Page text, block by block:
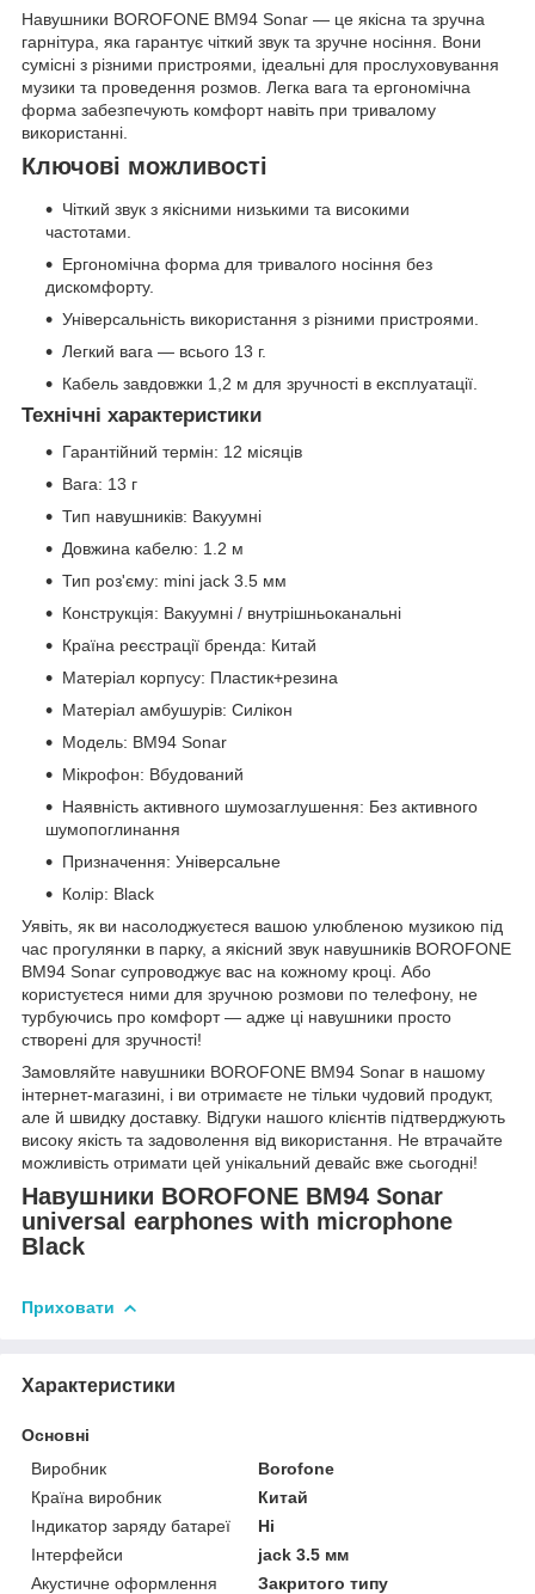
Навушники BOROFONE BM94 Sonar — це якісна та зручна
гарнітура, яка гарантує чіткий звук та зручне носіння. Вони
сумісні з різними пристроями, ідеальні для прослуховування
музики та проведення розмов. Легка вага та ергономічна
форма забезпечують комфорт навіть при тривалому
використанні.
Ключові можливості
Чіткий звук з якісними низькими та високими
частотами.
Ергономічна форма для тривалого носіння без
дискомфорту.
Універсальність використання з різними пристроями.
Легкий вага — всього 13 г.
Кабель завдовжки 1,2 м для зручності в експлуатації.
Технічні характеристики
Гарантійний термін: 12 місяців
Вага: 13 г
Тип навушників: Вакуумні
Довжина кабелю: 1.2 м
Тип роз'єму: mini jack 3.5 мм
Конструкція: Вакуумні / внутрішньоканальні
Країна реєстрації бренда: Китай
Матеріал корпусу: Пластик+резина
Матеріал амбушурів: Силікон
Модель: BM94 Sonar
Мікрофон: Вбудований
Наявність активного шумозаглушення: Без активного
шумопоглинання
Призначення: Універсальне
Колір: Black
Уявіть, як ви насолоджуєтеся вашою улюбленою музикою під
час прогулянки в парку, а якісний звук навушників BOROFONE
BM94 Sonar супроводжує вас на кожному кроці. Або
користуєтеся ними для зручною розмови по телефону, не
турбуючись про комфорт — адже ці навушники просто
створені для зручності!
Замовляйте навушники BOROFONE BM94 Sonar в нашому
інтернет-магазині, і ви отримаєте не тільки чудовий продукт,
але й швидку доставку. Відгуки нашого клієнтів підтверджують
високу якість та задоволення від використання. Не втрачайте
можливість отримати цей унікальний девайс вже сьогодні!
Навушники BOROFONE BM94 Sonar
universal earphones with microphone
Black
Приховати
Характеристики
Основні
Виробник
Borofone
Країна виробник
Китай
Індикатор заряду батареї
Ні
Інтерфейси
jack 3.5 мм
Акустичне оформлення
Закритого типу